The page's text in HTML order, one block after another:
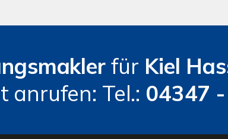
für Kiel
anrufen: Tel.: 04347